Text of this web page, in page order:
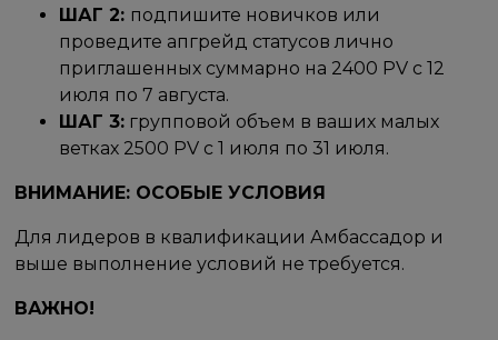
ШАГ 2: подпишите новичков или
проведите апгрейд статусов лично
приглашенных суммарно на 2400 PV с 12
июля по 7 августа.
ШАГ 3: групповой объем в ваших малых
ветках 2500 PV с 1 июля по 31 июля.
ВНИМАНИЕ: ОСОБЫЕ УСЛОВИЯ
Для лидеров в квалификации Амбассадор и
выше выполнение условий не требуется.
ВАЖНО!